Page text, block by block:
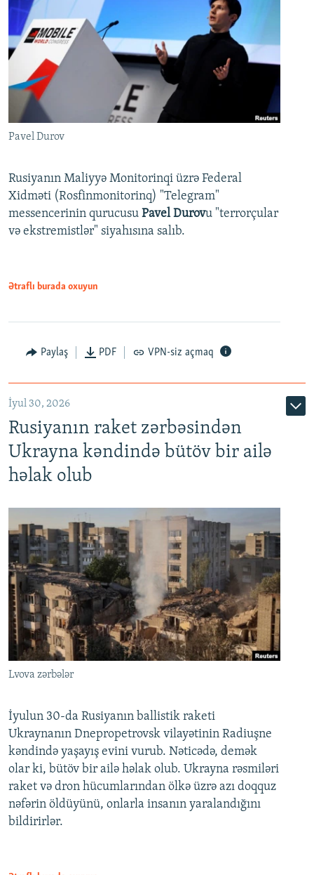
Pavel Durov
Rusiyanın Maliyyə Monitorinqi üzrə Federal
Xidməti (Rosfinmonitorinq) "Telegram"
messencerinin qurucusu Pavel Durovu "terrorçular
və ekstremistlər" siyahısına salıb.
Ətraflı burada oxuyun
Paylaş PDF VPN-siz açmaq
İyul 30, 2026
Rusiyanın raket zərbəsindən
Ukrayna kəndində bütöv bir ailə
həlak olub
Lvova zərbələr
İyulun 30-da Rusiyanın ballistik raketi
Ukraynanın Dnepropetrovsk vilayətinin Radiuşne
kəndində yaşayış evini vurub. Nəticədə, demək
olar ki, bütöv bir ailə həlak olub. Ukrayna rəsmiləri
raket və dron hücumlarından ölkə üzrə azı doqquz
nəfərin öldüyünü, onlarla insanın yaralandığını
bildirirlər.